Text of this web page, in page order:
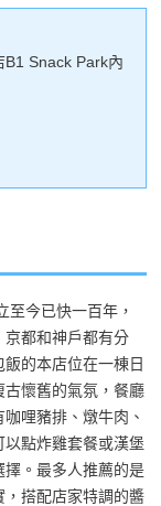
Snack Park內
至今已快一百年，
京都和神戶都有分
的本店位在一棟日
懷舊的氣氛，餐廳
哩豬排、燉牛肉、
點炸雞套餐或漢堡
。最多人推薦的是
搭配店家特調的醬